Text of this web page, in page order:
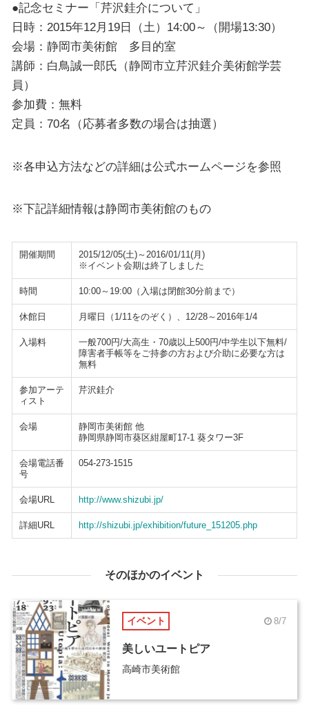
●記念セミナー「芹沢銈介について」
日時：2015年12月19日（土）14:00～（開場13:30）
会場：静岡市美術館 多目的室
講師：白鳥誠一郎氏（静岡市立芹沢銈介美術館学芸
員）
参加費：無料
定員：70名（応募者多数の場合は抽選）
※各申込方法などの詳細は公式ホームページを参照
※下記詳細情報は静岡市美術館のもの
開催期間
2015/12/05(土)～2016/01/11(月)
※イベント会期は終了しました
時間 10:00～19:00（入場は閉館30分前まで）
休館日 月曜日（1/11をのぞく）、12/28～2016年1/4
入場料
一般700円/大高生・70歳以上500円/中学生以下無料/
障害者手帳等をご持参の方および介助に必要な方は
無料
参加アーテ
ィスト
芹沢銈介
会場
静岡市美術館 他
静岡県静岡市葵区紺屋町17-1 葵タワー3F
会場電話番
号
054-273-1515
会場URL http://www.shizubi.jp/
詳細URL http://shizubi.jp/exhibition/future_151205.php
そのほかのイベント
イベント 8/7
美しいユートピア
高崎市美術館